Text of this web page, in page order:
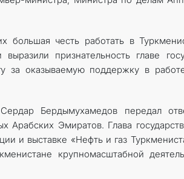
большая честь работать в
признательность главе
за оказываемую поддержку в
Бердымухамедов передал
Эмиратов. Глава
и выставке «Нефть и газ
крупномасштабной